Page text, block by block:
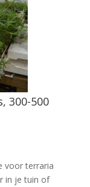
300-500
voor terraria
in je tuin of